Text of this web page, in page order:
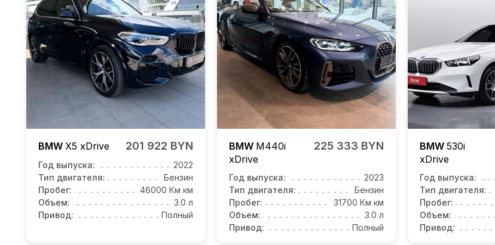
BMW X5 xDrive 201 922 BYN
Год выпуска:
2022
Тип двигателя:
Бензин
Пробег:
46000 Км км
Объем:
3.0 л
Привод:
Полный
BMW M440i
xDrive
225 333 BYN
Год выпуска:
2023
Тип двигателя:
Бензин
Пробег:
31700 Км км
Объем:
3.0 л
Привод:
Полный
BMW 530i
xDrive
Год выпуска:
Тип двигателя:
Пробег:
Объем:
Привод: